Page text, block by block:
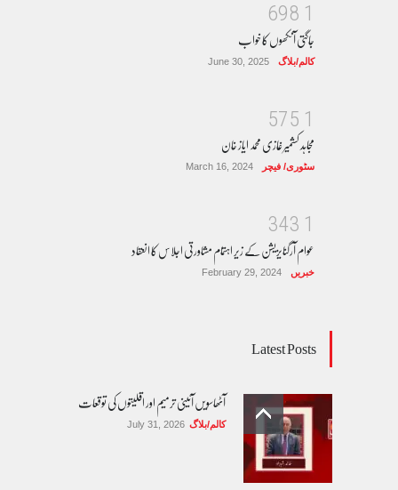
1
8
9
6
جاگتی آنکھوں کا خواب
کالم/بلاگ June 30, 2025
1
5
7
5
مجاہد کشمیر غازی محمد ایاز خان
سٹوری/ فیچر March 16, 2024
1
3
4
3
عوام آرگنایزیشن کے زیر اہتمام مشاورتی اجلاس کا انعقاد
خبریں February 29, 2024
Latest Posts
آٹھاسویں آئینی ترمیم اور اقلیتوں کی توقعات
کالم/بلاگ July 31, 2026